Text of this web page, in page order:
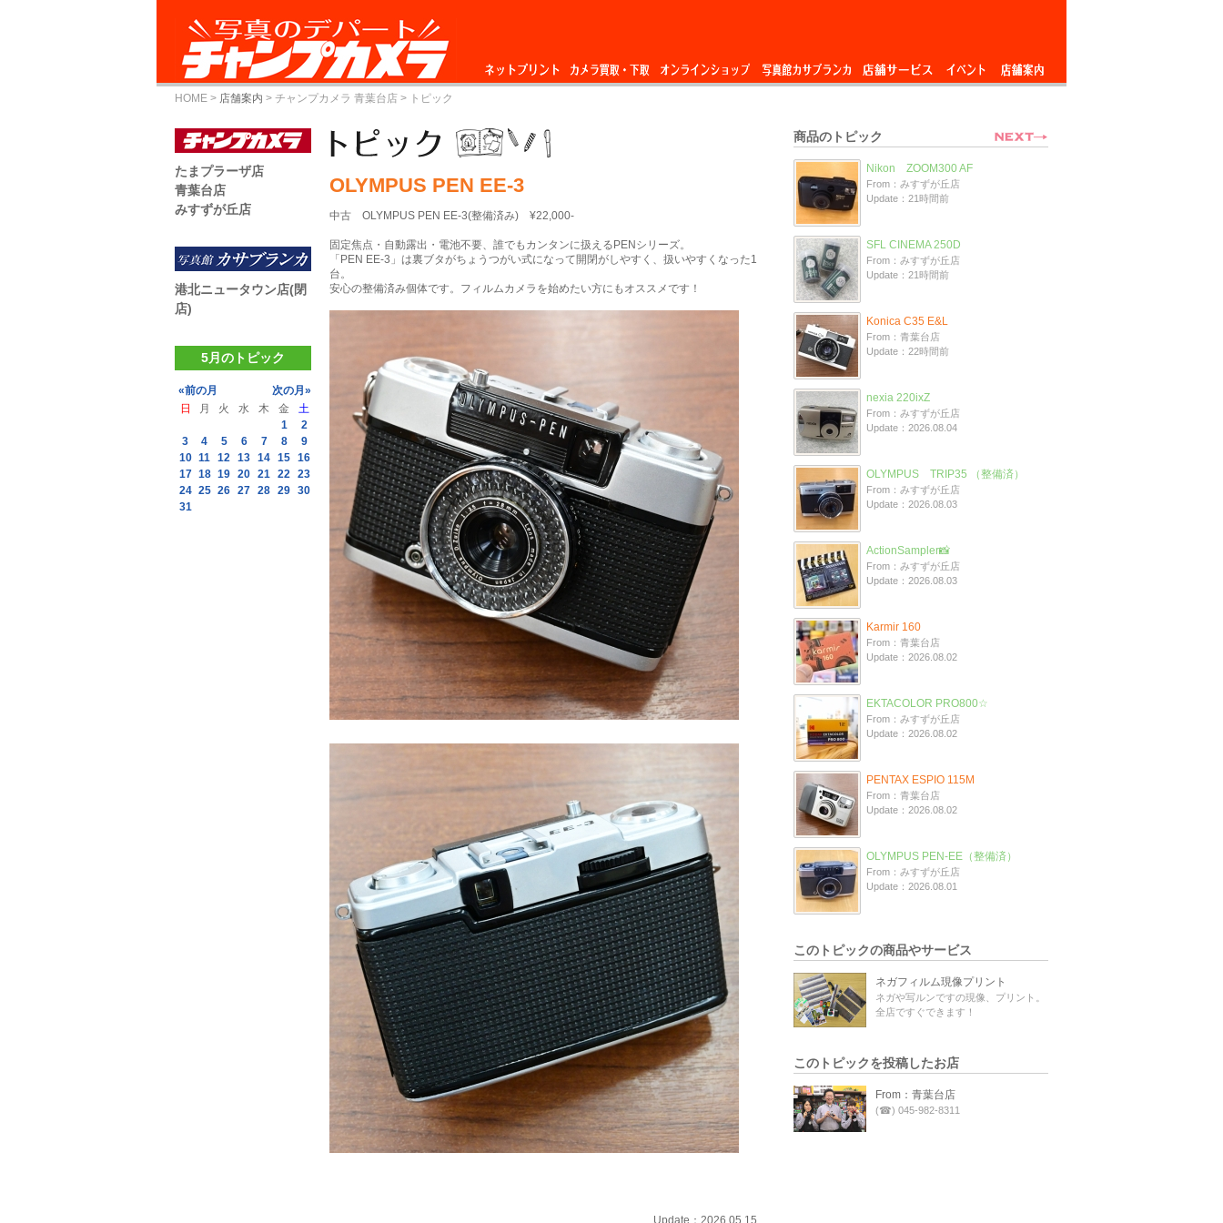
ネットプリント
カメラ買取・下
オンラインショップ 写真館カサブランカ 店舗サービス イベント 店舗案内
HOME > 店舗案内 > チャンプカメラ 青葉台店 > トピック
OLYMPUS PEN EE-3
中古 OLYMPUS PEN EE-3(整備済み) ¥22,000-
固定焦点・自動露出・電池不要、誰でもカンタンに扱えるPENシリーズ。
「PEN EE-3」は裏ブタがちょうつがい式になって開閉がしやすく、扱いやすくなった1
台。
安心の整備済み個体です。フィルムカメラを始めたい方にもオススメです！
Update：2026.05.15
たまプラーザ店
青葉台店
みすずが丘店
港北ニュータウン店(閉
店)
5月のトピック
«前の月
次の月»
日
月 火 水 木 金
土
1
2
3
4 5 6 7 8
9
10 11 12 13 14 15 16
17 18 19 20 21 22 23
24 25 26 27 28 29 30
31
商品のトピック
Nikon ZOOM300 AF
From：みすずが丘店
Update：21時間前
SFL CINEMA 250D
From：みすずが丘店
Update：21時間前
Konica C35 E&L
From：青葉台店
Update：22時間前
nexia 220ixZ
From：みすずが丘店
Update：2026.08.04
OLYMPUS TRIP35 （整備済）
From：みすずが丘店
Update：2026.08.03
ActionSampler📸
From：みすずが丘店
Update：2026.08.03
Karmir 160
From：青葉台店
Update：2026.08.02
EKTACOLOR PRO800☆
From：みすずが丘店
Update：2026.08.02
PENTAX ESPIO 115M
From：青葉台店
Update：2026.08.02
OLYMPUS PEN-EE（整備済）
From：みすずが丘店
Update：2026.08.01
このトピックの商品やサービス
ネガフィルム現像プリント
ネガや写ルンですの現像、プリント。
全店ですぐできます！
このトピックを投稿したお店
From：青葉台店
(☎) 045-982-8311